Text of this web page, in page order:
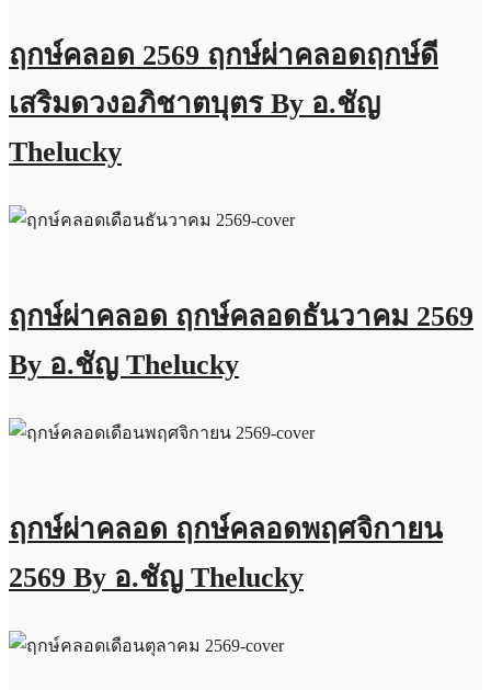
ฤกษ์คลอด 2569 ฤกษ์ผ่าคลอดฤกษ์ดี
เสริมดวงอภิชาตบุตร By อ.ชัญ
Thelucky
ฤกษ์ผ่าคลอด ฤกษ์คลอดธันวาคม 2569
By อ.ชัญ Thelucky
ฤกษ์ผ่าคลอด ฤกษ์คลอดพฤศจิกายน
2569 By อ.ชัญ Thelucky